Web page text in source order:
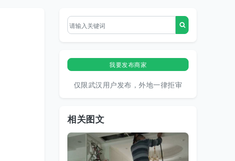
我要发布商家
仅限武汉用户发布，外地一律拒审
相关图文